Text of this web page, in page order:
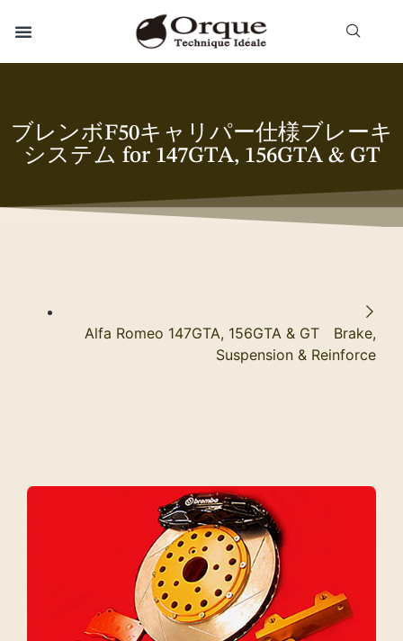
ブレンボF50キャリパー仕様ブレーキ
システム for 147GTA, 156GTA & GT
Alfa Romeo 147GTA, 156GTA & GT Brake,
Suspension & Reinforce